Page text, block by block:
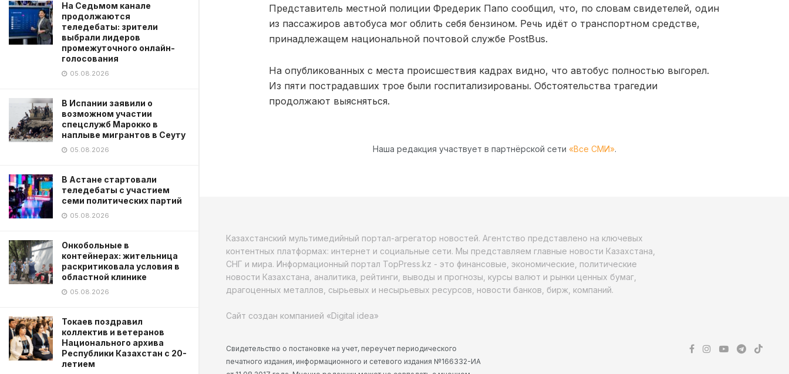
На Седьмом канале
продолжаются
теледебаты: зрители
выбрали лидеров
промежуточного онлайн-
голосования
05.08.2026
В Испании заявили о
возможном участии
спецслужб Марокко в
наплыве мигрантов в Сеуту
05.08.2026
В Астане стартовали
теледебаты с участием
семи политических партий
05.08.2026
Онкобольные в
контейнерах: жительница
раскритиковала условия в
областной клинике
05.08.2026
Токаев поздравил
коллектив и ветеранов
Национального архива
Республики Казахстан с 20-
летием
Представитель местной полиции Фредерик Папо сообщил, что, по словам свидетелей, один
из пассажиров автобуса мог облить себя бензином. Речь идёт о транспортном средстве,
принадлежащем национальной почтовой службе PostBus.
На опубликованных с места происшествия кадрах видно, что автобус полностью выгорел.
Из пяти пострадавших трое были госпитализированы. Обстоятельства трагедии
продолжают выясняться.
Наша редакция участвует в партнёрской сети «Все СМИ».
Казахстанский мультимедийный портал-агрегатор новостей. Агентство представлено на ключевых
контентных платформах: интернет и социальные сети. Мы представляем главные новости Казахстана,
СНГ и мира. Информационный портал TopPress.kz - это финансовые, экономические, политические
новости Казахстана, аналитика, рейтинги, выводы и прогнозы, курсы валют и рынки ценных бумаг,
драгоценных металлов, сырьевых и несырьевых ресурсов, новости банков, бирж, компаний.
Сайт создан компанией «Digital idea»
Свидетельство о постановке на учет, переучет периодического
печатного издания, информационного и сетевого издания №166332-ИА